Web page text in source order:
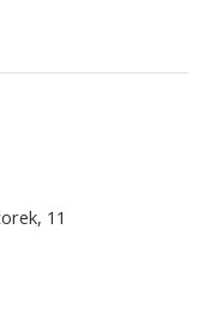
11